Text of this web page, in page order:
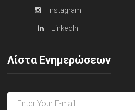
Instagram
LinkedIn
Λίστα Ενημερώσεων